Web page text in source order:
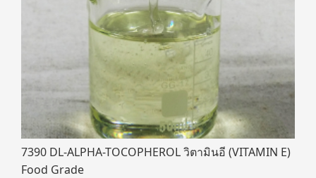
7390 DL-ALPHA-TOCOPHEROL วิตามินอี (VITAMIN E)
Food Grade